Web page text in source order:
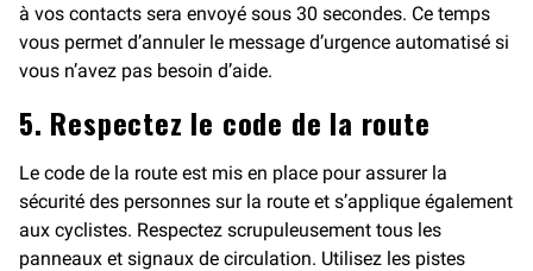
à vos contacts sera envoyé sous 30 secondes. Ce temps
vous permet d’annuler le message d’urgence automatisé si
vous n’avez pas besoin d’aide.
5. Respectez le code de la route
Le code de la route est mis en place pour assurer la
sécurité des personnes sur la route et s’applique également
aux cyclistes. Respectez scrupuleusement tous les
panneaux et signaux de circulation. Utilisez les pistes